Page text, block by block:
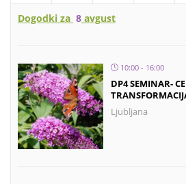
Dogodki za 8 avgust
10:00 - 16:00
DP4 SEMINAR-
Ljubljana